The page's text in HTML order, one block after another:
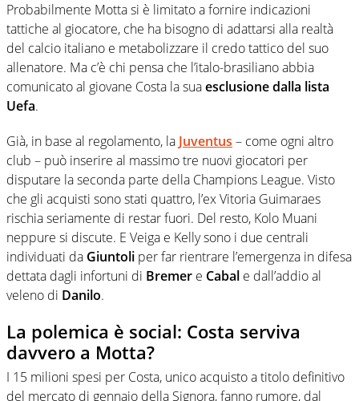
Probabilmente Motta si è limitato a fornire indicazioni
tattiche al giocatore, che ha bisogno di adattarsi alla realtà
del calcio italiano e metabolizzare il credo tattico del suo
allenatore. Ma c’è chi pensa che l’italo-brasiliano abbia
comunicato al giovane Costa la suaesclusione dalla lista
Uefa.
Già, in base al regolamento, la Juventus – come ogni altro
club – può inserire al massimo tre nuovi giocatori per
disputare la seconda parte della Champions League. Visto
che gli acquisti sono stati quattro, l’ex Vitoria Guimaraes
rischia seriamente di restar fuori. Del resto, Kolo Muani
neppure si discute. E Veiga e Kelly sono i due centrali
individuati da Giuntoli per far rientrare l’emergenza in difesa
dettata dagli infortuni di Bremer e Cabal e dall’addio al
veleno di Danilo.
La polemica è social: Costa serviva
davvero a Motta?
I 15 milioni spesi per Costa, unico acquisto a titolo definitivo
del mercato di gennaio della Signora, fanno rumore, dal